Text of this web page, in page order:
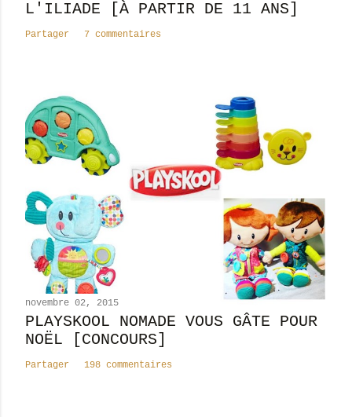
t
i
L'ILIADE [À PARTIR DE 11 ANS]
Partager 7 commentaires
novembre 02, 2015
PLAYSKOOL NOMADE VOUS GÂTE POUR
NOËL [CONCOURS]
Partager 198 commentaires